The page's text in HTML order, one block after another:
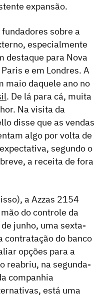
expansão.
sobre a
especialmente
destaque para Nova
e em Londres. A
maio daquele ano no
. De lá para cá, muita
Na visita da
disse que as vendas
algo por volta de
segundo o
a receita de fora
a Azzas 2154
do controle da
junho, uma sexta-
contratação do banco
opções para a
reabriu, na segunda-
companhia
está uma